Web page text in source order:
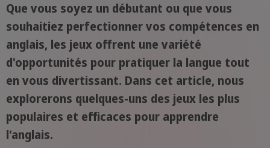
Que vous soyez un débutant ou que vous
souhaitiez perfectionner vos compétences en
anglais, les jeux offrent une variété
d'opportunités pour pratiquer la langue tout
en vous divertissant. Dans cet article, nous
explorerons quelques-uns des jeux les plus
populaires et efficaces pour apprendre
l'anglais.